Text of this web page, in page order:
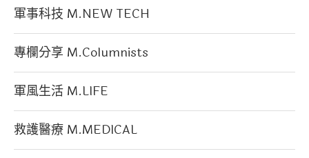
軍事科技 M.NEW TECH
專欄分享 M.Columnists
軍風生活 M.LIFE
救護醫療 M.MEDICAL